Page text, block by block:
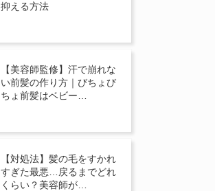
抑える方法
【美容師監修】汗で崩れな
い前髪の作り方｜びちょび
ちょ前髪はベビー…
【対処法】髪の毛をすかれ
すぎた最悪…戻るまでどれ
くらい？美容師が…